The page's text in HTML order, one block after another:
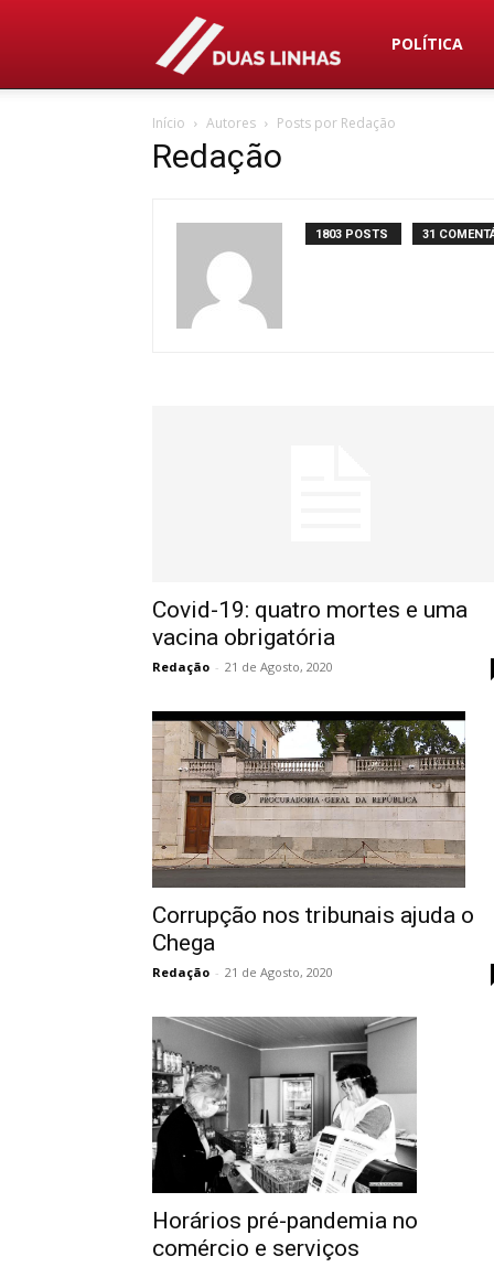
Duas
Linhas
POLÍTICA
Início Autores Posts por Redação
Redação
1803 POSTS 31
Covid-19: quatro mortes e uma
vacina obrigatória
Redação - 21 de Agosto, 2020
Corrupção nos tribunais ajuda o
Chega
Redação - 21 de Agosto, 2020
Horários pré-pandemia no
comércio e serviços